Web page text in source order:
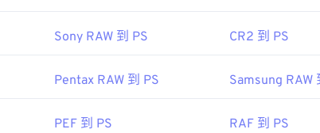
Sony RAW 到 PS CR2 到 PS
Pentax RAW 到 PS Samsung RAW
PEF 到 PS RAF 到 PS